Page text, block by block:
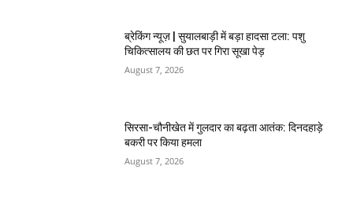
ब्रेकिंग न्यूज़ | सुयालबाड़ी में बड़ा हादसा टला: पशु
चिकित्सालय की छत पर गिरा सूखा पेड़
August 7, 2026
सिरसा-चौनीखेत में गुलदार का बढ़ता आतंक: दिनदहाड़े
बकरी पर किया हमला
August 7, 2026